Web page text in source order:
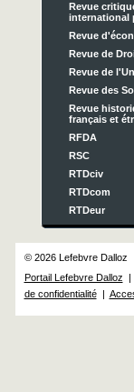
Revue
international
Revue
Revue de
Revue de
Revue des
Revue
français et
RFDA
RSC
RTDciv
RTDcom
RTDeur
© 2026 Lefebvre Dalloz
Portail Lefebvre Dalloz |
de confidentialité|